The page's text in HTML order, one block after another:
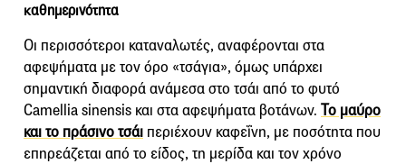
καθημερινότητα
Οι περισσότεροι καταναλωτές, αναφέρονται στα
αφεψήματα με τον όρο «τσάγια», όμως υπάρχει
σημαντική διαφορά ανάμεσα στο τσάι από το φυτό
Camellia sinensis και στα αφεψήματα βοτάνων. Το μαύρο
και το πράσινο τσάι περιέχουν καφεΐνη, με ποσότητα που
επηρεάζεται από το είδος, τη μερίδα και τον χρόνο